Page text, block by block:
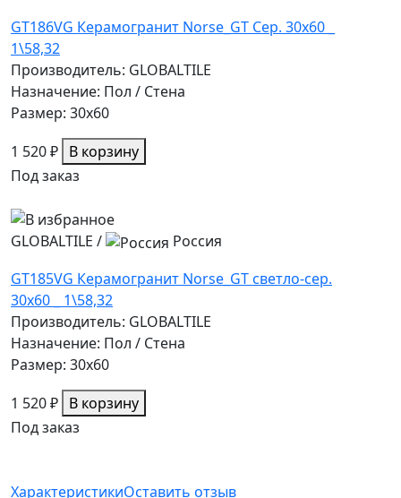
GT186VG Керамогранит Norse_GT Сер. 30x60 _
1\58,32
Производитель: GLOBALTILE
Назначение: Пол / Стена
Размер: 30x60
1 520 ₽ В корзину
Под заказ
GLOBALTILE /
Россия
GT185VG Керамогранит Norse_GT светло-сер.
30x60 _ 1\58,32
Производитель: GLOBALTILE
Назначение: Пол / Стена
Размер: 30x60
1 520 ₽ В корзину
Под заказ
ХарактеристикиОставить отзыв